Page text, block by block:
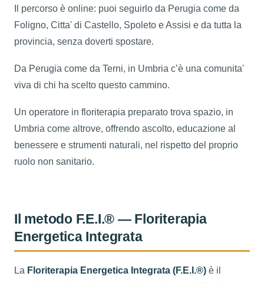
Il percorso è online: puoi seguirlo da Perugia come da
Foligno, Citta' di Castello, Spoleto e Assisi e da tutta la
provincia, senza doverti spostare.
Da Perugia come da Terni, in Umbria c’è una comunita'
viva di chi ha scelto questo cammino.
Un operatore in floriterapia preparato trova spazio, in
Umbria come altrove, offrendo ascolto, educazione al
benessere e strumenti naturali, nel rispetto del proprio
ruolo non sanitario.
Il metodo F.E.I.® — Floriterapia
Energetica Integrata
La Floriterapia Energetica Integrata (F.E.I.®) è il